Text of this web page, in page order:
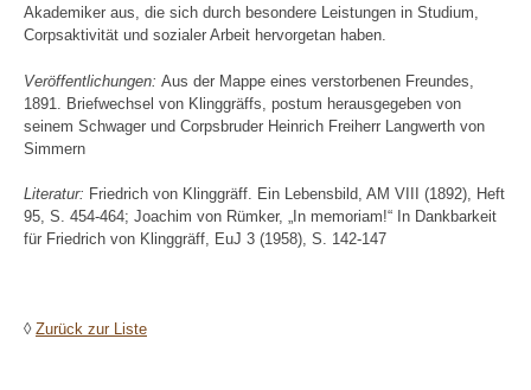
Akademiker aus, die sich durch besondere Leistungen in Studium,
Corpsaktivität und sozialer Arbeit hervorgetan haben.
Veröffentlichungen: Aus der Mappe eines verstorbenen Freundes,
1891. Briefwechsel von Klinggräffs, postum herausgegeben von
seinem Schwager und Corpsbruder Heinrich Freiherr Langwerth von
Simmern
Literatur: Friedrich von Klinggräff. Ein Lebensbild, AM VIII (1892), Heft
95, S. 454-464; Joachim von Rümker, „In memoriam!“ In Dankbarkeit
für Friedrich von Klinggräff, EuJ 3 (1958), S. 142-147
◊ Zurück zur Liste